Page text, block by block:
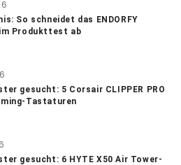
So schneidet das ENDORFY
Produkttest ab
gesucht: 5 Corsair CLIPPER PRO
Tastaturen
gesucht: 6 HYTE X50 Air Tower-